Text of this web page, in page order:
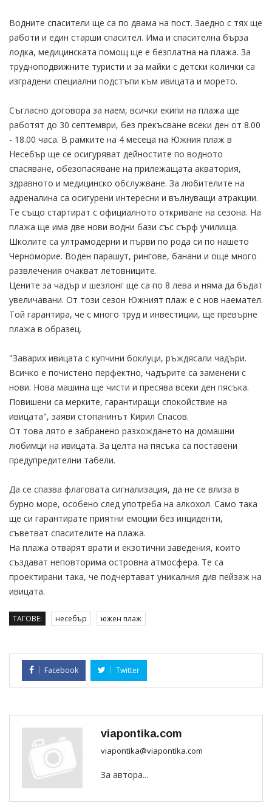
Водните спасители ще са по двама на пост. Заедно с тях ще
работи и един старши спасител. Има и спасителна бърза
лодка, медицинската помощ ще е безплатна на плажа. За
трудноподвижните туристи и за майки с детски колички са
изградени специални подстъпи към ивицата и морето.
Съгласно договора за наем, всички екипи на плажа ще
работят до 30 септември, без прекъсване всеки ден от 8.00
- 18.00 часа. В рамките на 4 месеца на Южния плаж в
Несебър ще се осигуряват дейностите по водното
спасяване, обезопасяване на прилежащата акватория,
здравното и медицинско обслужване. За любителите на
адреналина са осигурени интересни и вълнуващи атракции.
Те също стартират с официалното откриване на сезона. На
плажа ще има две нови водни бази със сърф училища.
Школите са ултрамодерни и първи по рода си по нашето
Черноморие. Воден парашут, рингове, банани и още много
развлечения очакват летовниците.
Цените за чадър и шезлонг ще са по 8 лева и няма да бъдат
увеличавани. От този сезон Южният плаж е с нов наемател.
Той гарантира, че с много труд и инвестиции, ще превърне
плажа в образец.
"Заварих ивицата с купчини боклуци, ръждясали чадъри.
Всичко е почистено перфектно, чадърите са заменени с
нови. Нова машина ще чисти и пресява всеки ден пясъка.
Повишени са мерките, гарантиращи спокойствие на
ивицата", заяви стопанинът Кирил Спасов.
От това лято е забранено разхождането на домашни
любимци на ивицата. За целта на пясъка са поставени
предупредителни табели.
Да се спазва флаговата сигнализация, да не се влиза в
бурно море, особено след употреба на алкохол. Само така
ще си гарантирате приятни емоции без инциденти,
съветват спасителите на плажа.
На плажа отварят врати и екзотични заведения, които
създават неповторима островна атмосфера. Те са
проектирани така, че подчертават уникалния див пейзаж на
ивицата.
ТАГОВЕ: несебър южен плаж
Facebook Twitter
viapontika.com
viapontika@viapontika.com
За автора...